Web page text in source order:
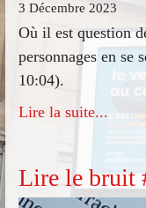
3 Décembre 2023
Où il est question
personnages en se
10:04).
Lire la suite...
Lire le bruit